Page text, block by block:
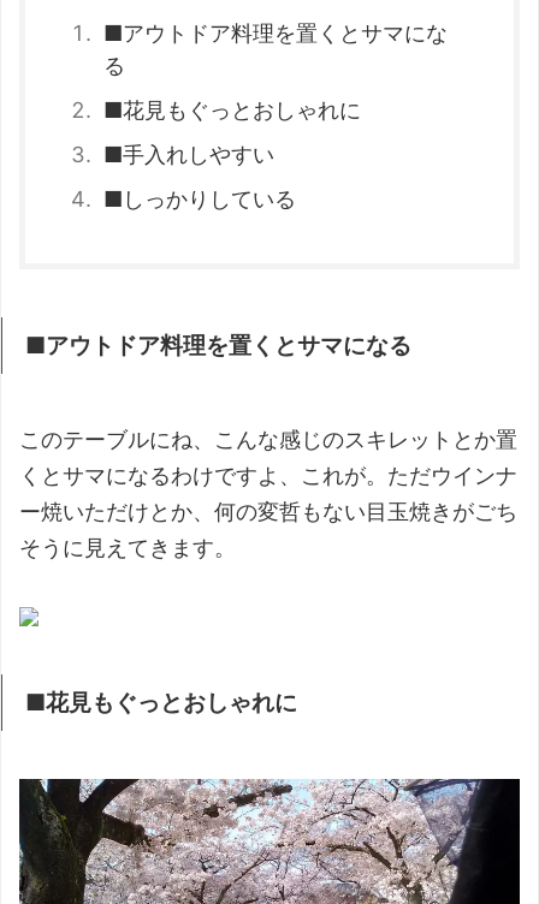
■アウトドア料理を置くとサマにな
る
■花見もぐっとおしゃれに
■手入れしやすい
■しっかりしている
■アウトドア料理を置くとサマになる
このテーブルにね、こんな感じのスキレットとか置
くとサマになるわけですよ、これが。ただウインナ
ー焼いただけとか、何の変哲もない目玉焼きがごち
そうに見えてきます。
■花見もぐっとおしゃれに